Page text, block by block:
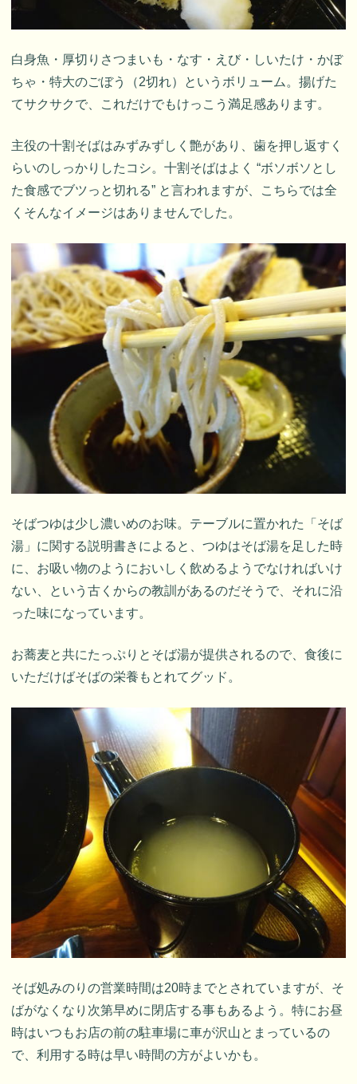
白身魚・厚切りさつまいも・なす・えび・しいたけ・かぼ
ちゃ・特大のごぼう（2切れ）というボリューム。揚げた
てサクサクで、これだけでもけっこう満足感あります。
主役の十割そばはみずみずしく艶があり、歯を押し返すく
らいのしっかりしたコシ。十割そばはよく “ボソボソとし
た食感でブツっと切れる” と言われますが、こちらでは全
くそんなイメージはありませんでした。
そばつゆは少し濃いめのお味。テーブルに置かれた「そば
湯」に関する説明書きによると、つゆはそば湯を足した時
に、お吸い物のようにおいしく飲めるようでなければいけ
ない、という古くからの教訓があるのだそうで、それに沿
った味になっています。
お蕎麦と共にたっぷりとそば湯が提供されるので、食後に
いただけばそばの栄養もとれてグッド。
そば処みのりの営業時間は20時までとされていますが、そ
ばがなくなり次第早めに閉店する事もあるよう。特にお昼
時はいつもお店の前の駐車場に車が沢山とまっているの
で、利用する時は早い時間の方がよいかも。